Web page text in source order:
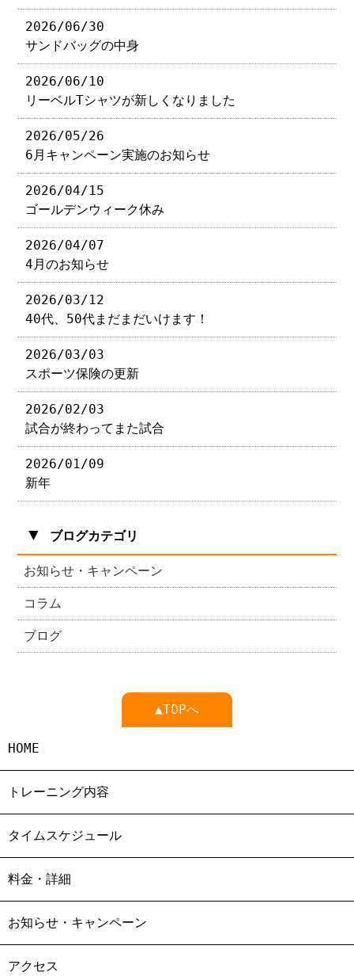
2026/06/30
サンドバッグの中身
2026/06/10
リーベルTシャツが新しくなりました
2026/05/26
6月キャンペーン実施のお知らせ
2026/04/15
ゴールデンウィーク休み
2026/04/07
4月のお知らせ
2026/03/12
40代、50代まだまだいけます！
2026/03/03
スポーツ保険の更新
2026/02/03
試合が終わってまた試合
2026/01/09
新年
▼ ブログカテゴリ
お知らせ・キャンペーン
コラム
ブログ
▲TOPへ
HOME
トレーニング内容
タイムスケジュール
料金・詳細
お知らせ・キャンペーン
アクセス